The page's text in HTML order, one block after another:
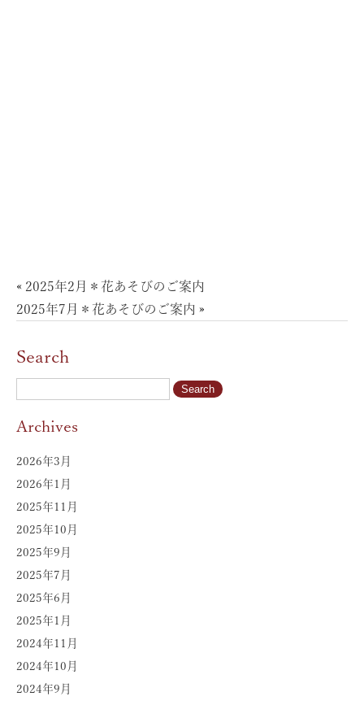
« 2025年2月＊花あそびのご案内
2025年7月＊花あそびのご案内 »
Search
Archives
2026年3月
2026年1月
2025年11月
2025年10月
2025年9月
2025年7月
2025年6月
2025年1月
2024年11月
2024年10月
2024年9月